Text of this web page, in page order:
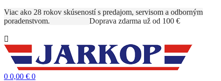
Viac ako 28 rokov skúseností s predajom, servisom a odborným
poradenstvom. Doprava zdarma už od 100 €

0 0,00 € 0